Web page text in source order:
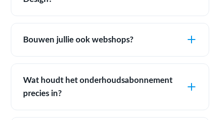
Bouwen jullie ook webshops?
Wat houdt het onderhoudsabonnement
precies in?